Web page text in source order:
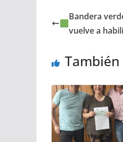
Bandera
vuelve a